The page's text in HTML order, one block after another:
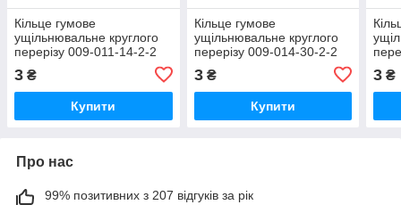
Кільце гумове
ущільнювальне круглого
перерізу 009-011-14-2-2
3 ₴
Купити
Кільце гумове
ущільнювальне круглого
перерізу 009-014-30-2-2
3₴
Купити
3 ₴
Про нас
99% позитивних з 207 відгуків за рік